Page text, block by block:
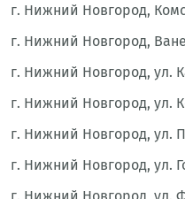
г. Нижний Новгород,
г. Нижний Новгород,
г. Нижний Новгород, ул.
г. Нижний Новгород, ул.
г. Нижний Новгород, ул.
г. Нижний Новгород, ул.